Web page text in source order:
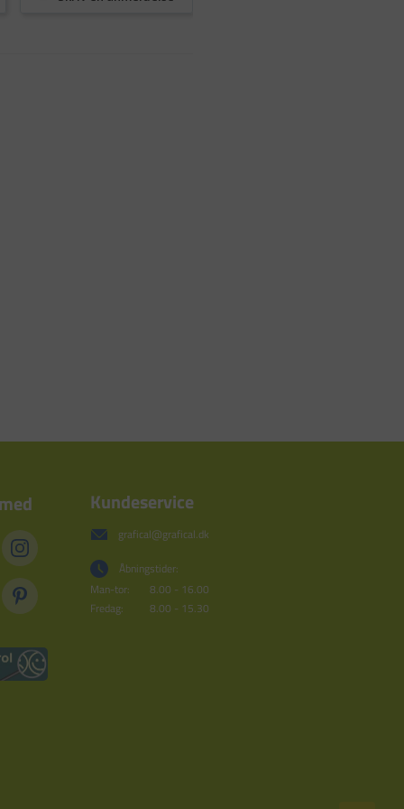
Kundeservice
grafical@grafical.dk
Åbningstider:
Man-tor:
8.00 - 16.00
Fredag:
8.00 - 15.30